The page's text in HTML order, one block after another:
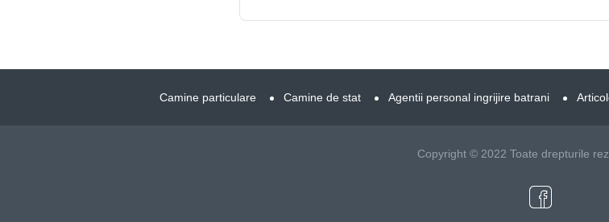
Camine particulare Camine de stat Agentii personal ingrijire batrani
Copyright © 2022 Toate drepturile